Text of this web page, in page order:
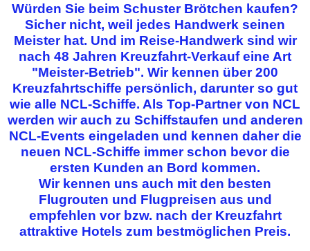
Würden Sie beim Schuster Brötchen kaufen?
Sicher nicht, weil jedes Handwerk seinen
Meister hat. Und im Reise-Handwerk sind wir
nach 48 Jahren Kreuzfahrt-Verkauf eine Art
"Meister-Betrieb". Wir kennen über 200
Kreuzfahrtschiffe persönlich, darunter so gut
wie alle NCL-Schiffe. Als Top-Partner von NCL
werden wir auch zu Schiffstaufen und anderen
NCL-Events eingeladen und kennen daher die
neuen NCL-Schiffe immer schon bevor die
ersten Kunden an Bord kommen.
Wir kennen uns auch mit den besten
Flugrouten und Flugpreisen aus und
empfehlen vor bzw. nach der Kreuzfahrt
attraktive Hotels zum bestmöglichen Preis.